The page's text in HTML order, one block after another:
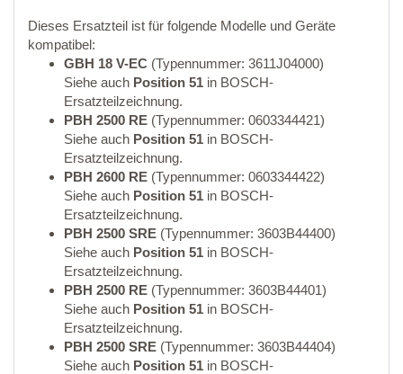
Dieses Ersatzteil ist für folgende Modelle und Geräte
kompatibel:
GBH 18 V-EC (Typennummer: 3611J04000)
Siehe auch Position 51 in BOSCH-
Ersatzteilzeichnung.
PBH 2500 RE (Typennummer: 0603344421)
Siehe auch Position 51 in BOSCH-
Ersatzteilzeichnung.
PBH 2600 RE (Typennummer: 0603344422)
Siehe auch Position 51 in BOSCH-
Ersatzteilzeichnung.
PBH 2500 SRE (Typennummer: 3603B44400)
Siehe auch Position 51 in BOSCH-
Ersatzteilzeichnung.
PBH 2500 RE (Typennummer: 3603B44401)
Siehe auch Position 51 in BOSCH-
Ersatzteilzeichnung.
PBH 2500 SRE (Typennummer: 3603B44404)
Siehe auch Position 51 in BOSCH-